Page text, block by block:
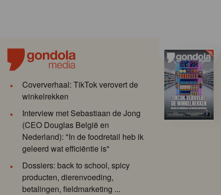
Coververhaal: TikTok verovert de
winkelrekken
Interview met Sebastiaan de Jong
(CEO Douglas België en
Nederland): "In de foodretail heb ik
geleerd wat efficiëntie is"
Dossiers: back to school, spicy
producten, dierenvoeding,
betalingen, fieldmarketing ...